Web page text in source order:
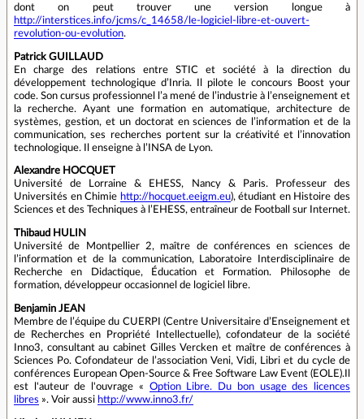
dont on peut trouver une version longue à
http://interstices.info/jcms/c_14658/le-logiciel-libre-et-ouvert-
revolution-ou-evolution.
Patrick GUILLAUD
En charge des relations entre STIC et société à la direction du
développement technologique d’Inria. Il pilote le concours Boost your
code. Son cursus professionnel l’a mené de l’industrie à l’enseignement et
la recherche. Ayant une formation en automatique, architecture de
systèmes, gestion, et un doctorat en sciences de l’information et de la
communication, ses recherches portent sur la créativité et l’innovation
technologique. Il enseigne à l’INSA de Lyon.
Alexandre HOCQUET
Université de Lorraine & EHESS, Nancy & Paris. Professeur des
Universités en Chimie http://hocquet.eeigm.eu), étudiant en Histoire des
Sciences et des Techniques à l’EHESS, entraîneur de Football sur Internet.
Thibaud HULIN
Université de Montpellier 2, maître de conférences en sciences de
l’information et de la communication, Laboratoire Interdisciplinaire de
Recherche en Didactique, Éducation et Formation. Philosophe de
formation, développeur occasionnel de logiciel libre.
Benjamin JEAN
Membre de l’équipe du CUERPI (Centre Universitaire d’Enseignement et
de Recherches en Propriété Intellectuelle), cofondateur de la société
Inno3, consultant au cabinet Gilles Vercken et maître de conférences à
Sciences Po. Cofondateur de l’association Veni, Vidi, Libri et du cycle de
conférences European Open-Source & Free Software Law Event (EOLE).Il
est l'auteur de l'ouvrage « Option Libre. Du bon usage des licences
libres ». Voir aussi http://www.inno3.fr/